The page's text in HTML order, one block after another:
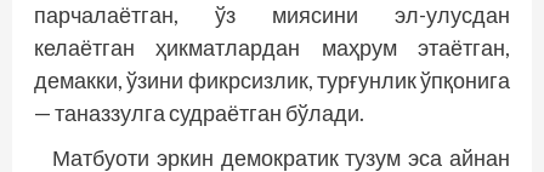
парчалаётган, ўз миясини эл­-улусдан
келаётган ҳикматлардан маҳрум этаётган,
демакки, ўзини фикр­сизлик, турғунлик ўпқонига
— таназ­зулга суд­раётган бўлади.
Матбуоти эркин демократик тузум эса айнан